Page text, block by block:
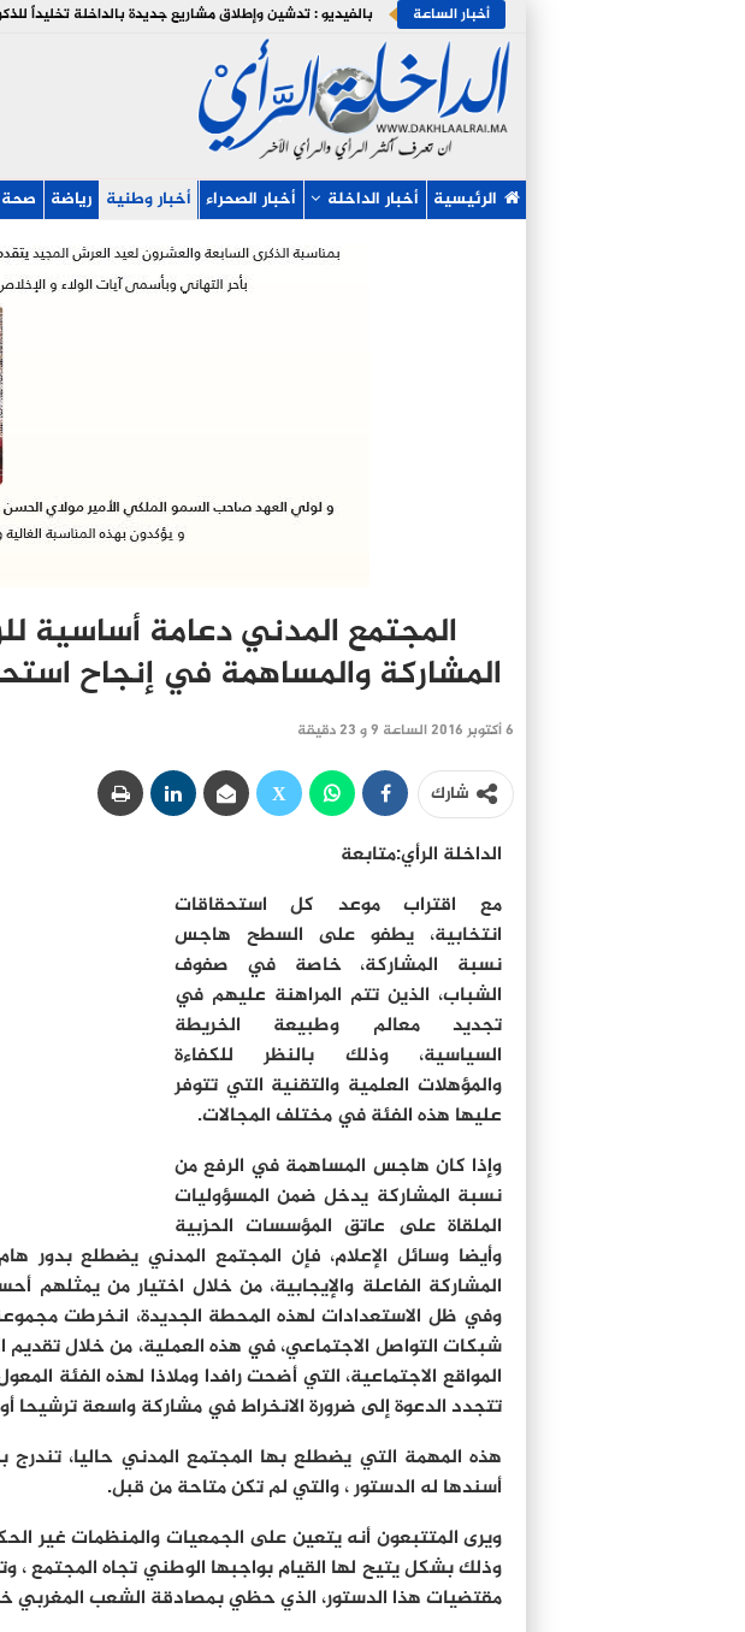
أخبار الساعة
الرئيسية أخبار الداخلة أخبار الصحراء أخبار وطنية رياضة صحة
المجتمع المدني دعامة أساسية
المشاركة والمساهمة في إنجاح
6 أكتوبر 2016 الساعة 9 و 23 دقيقة
شارك
الداخلة الرأي:متابعة
مع اقتراب موعد كل استحقاقات
انتخابية، يطفو على السطح هاجس
نسبة المشاركة، خاصة في صفوف
الشباب، الذين تتم المراهنة عليهم في
تجديد معالم وطبيعة الخريطة
السياسية، وذلك بالنظر للكفاءة
والمؤهلات العلمية والتقنية التي تتوفر
عليها هذه الفئة في مختلف المجالات.
وإذا كان هاجس المساهمة في الرفع من
نسبة المشاركة يدخل ضمن المسؤوليات
الملقاة على عاتق المؤسسات الحزبية
وأيضا وسائل الإعلام، فإن المجتمع المدني يضطلع
المشاركة الفاعلة والإيجابية، من خلال اختيار من يمثلهم
وفي ظل الاستعدادات لهذه المحطة الجديدة، انخرطت
شبكات التواصل الاجتماعي، في هذه العملية، من خلال تقديم
المواقع الاجتماعية، التي أضحت رافدا وملاذا لهذه الفئة
تتجدد الدعوة إلى ضرورة الانخراط في مشاركة واسعة ترشيحا
هذه المهمة التي يضطلع بها المجتمع المدني حاليا، تندرج
أسندها له الدستور ، والتي لم تكن متاحة من قبل.
ويرى المتتبعون أنه يتعين على الجمعيات والمنظمات غير
وذلك بشكل يتيح لها القيام بواجبها الوطني تجاه المجتمع ،
مقتضيات هذا الدستور، الذي حظي بمصادقة الشعب المغربي خلال